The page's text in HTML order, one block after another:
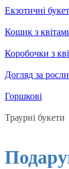
Екзотичні
Кошик з
Коробочки з
Догляд за
Горшкові
Траурні букети